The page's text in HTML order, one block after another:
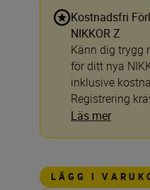
Kostnadsfri
NIKKOR Z
Känn dig trygg
för ditt nya
inklusive
Registrering
Läs mer
LÄGG I